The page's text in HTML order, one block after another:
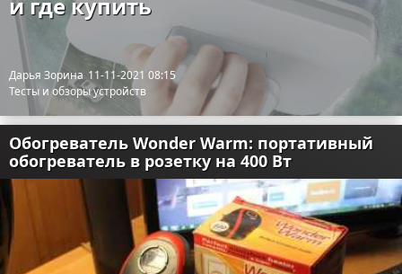
Дарья Зорина 11-11-2021 08:15
Тесты и обзоры устройств
Обогреватель Wonder Warm: портативный
обогреватель в розетку на 400 Вт